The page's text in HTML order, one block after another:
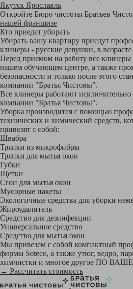
Якутск Ярославль
Откройте Бюро чистоты Братьев
нашей франшизе
Кто приедет убирать
Убирать вашу квартиру приедут
клинеры - русские девушки, в возрасте
Перед приемом на работу все клинеры
нашем обучающем центре, а также
безопасности и только после этого
компании "Братья Чистовы".
Все клинеры работают
компании "Братья Чистовы".
Уборка производится с помощью
технических и химический средств,
привозят с собой:
Швабра
Тряпки из микрофибры
Тряпки для мытья окон
Губки
Щетки
Сгон для мытья окон
Мусорные пакеты
Экологичные средства для уборки
Жироудалитель
Средство для дезинфекции
Универсальное средство
Средство для мытья окон
Мы привезем с собой компактный
фирмы Soteco, а также утюг, ведро,
химчистки и многое другое ПО
→ Рассчитать стоимость